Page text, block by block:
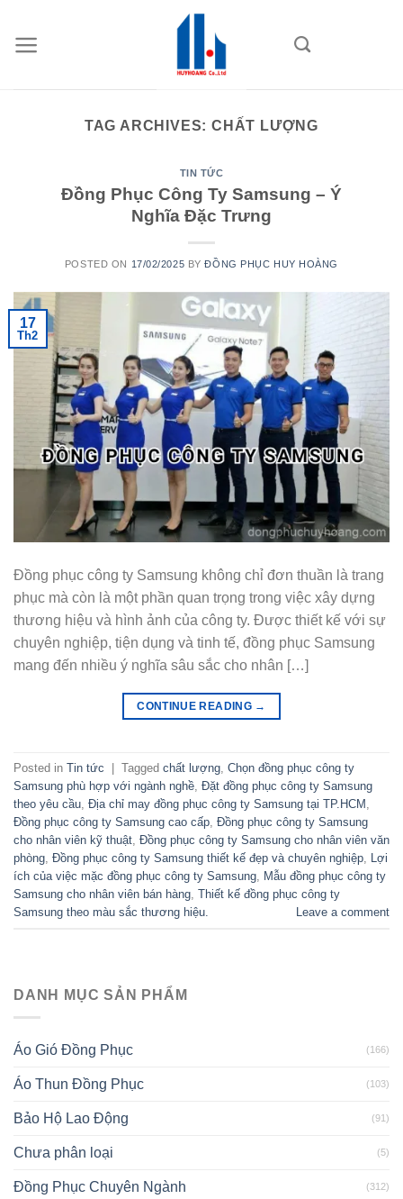
content
TAG ARCHIVES:CHẤT LƯỢNG
TIN TỨC
Đồng Phục Công Ty Samsung – Ý
Nghĩa Đặc Trưng
POSTED ON 17/02/2025 BYĐỒNG PHỤC HUY HOÀNG
17
Th2
Đồng phục công ty Samsung không chỉ đơn thuần là trang
phục mà còn là một phần quan trọng trong việc xây dựng
thương hiệu và hình ảnh của công ty. Được thiết kế với sự
chuyên nghiệp, tiện dụng và tinh tế, đồng phục Samsung
mang đến nhiều ý nghĩa sâu sắc cho nhân […]
CONTINUE READING →
Posted in Tin tức | Tagged chất lượng Chọn đồng phục công ty
Samsung phù hợp với ngành nghề Đặt đồng phục công ty Samsung
theo yêu cầu Địa chỉ may đồng phục công ty Samsung tại TP.HCM
Đồng phục công ty Samsung cao cấp Đồng phục công ty Samsung
cho nhân viên kỹ thuật Đồng phục công ty Samsung cho nhân viên văn
phòng Đồng phục công ty Samsung thiết kế đẹp và chuyên nghiệp Lợi
ích của việc mặc đồng phục công ty Samsung Mẫu đồng phục công ty
Samsung cho nhân viên bán hàng Thiết kế đồng phục công ty
Samsung theo màu sắc thương hiệu.
Leave a comment
DANH MỤC SẢN PHẨM
Áo Gió Đồng Phục (166)
Áo Thun Đồng Phục (103)
Bảo Hộ Lao Động (91)
Chưa phân loại (5)
Đồng Phục Chuyên Ngành (312)